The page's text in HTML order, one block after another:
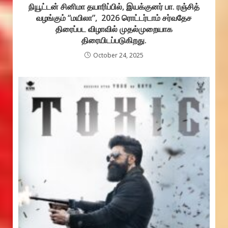
நியூட்டன் சினிமா தயாரிப்பில், இயக்குனர் பா. ரஞ்சித்
வழங்கும் “மயிலா”, 2026 ரொட்டர்டாம் சர்வதேச
திரைப்பட விழாவில் முதல்முறையாக
திரையிடப்படுகிறது.
October 24, 2025